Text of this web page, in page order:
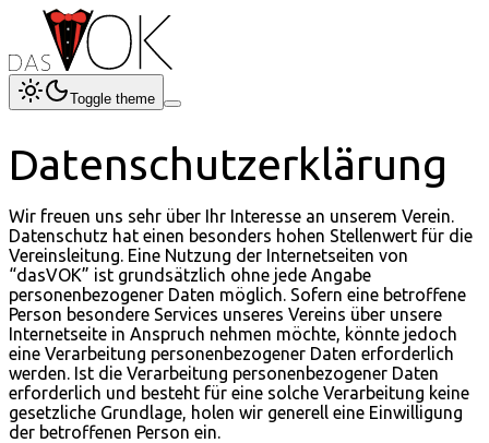
Toggle theme
Datenschutzerklärung
Wir freuen uns sehr über Ihr Interesse an unserem Verein.
Datenschutz hat einen besonders hohen Stellenwert für die
Vereinsleitung. Eine Nutzung der Internetseiten von
“dasVOK” ist grundsätzlich ohne jede Angabe
personenbezogener Daten möglich. Sofern eine betroffene
Person besondere Services unseres Vereins über unsere
Internetseite in Anspruch nehmen möchte, könnte jedoch
eine Verarbeitung personenbezogener Daten erforderlich
werden. Ist die Verarbeitung personenbezogener Daten
erforderlich und besteht für eine solche Verarbeitung keine
gesetzliche Grundlage, holen wir generell eine Einwilligung
der betroffenen Person ein.